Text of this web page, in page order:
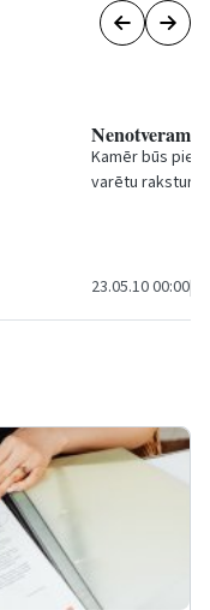
Kamēr būs
varētu
23.05.10 00:00|